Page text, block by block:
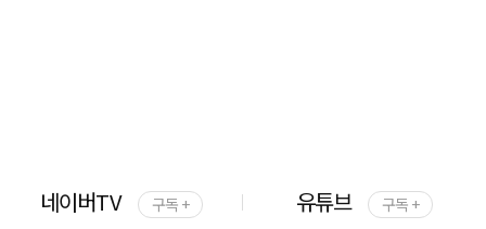
네이버TV 구독 + 유튜브 구독 +